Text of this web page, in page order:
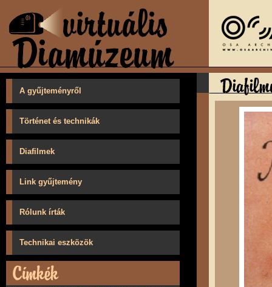
A gyűjteményről
Történet és technikák
Diafilmek
Link gyűjtemény
Rólunk írták
Technikai eszközök